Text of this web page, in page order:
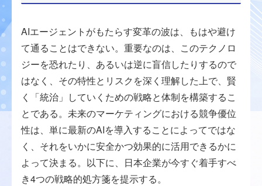
AIエージェントがもたらす変革の波は、もはや避け
て通ることはできない。重要なのは、このテクノロ
ジーを恐れたり、あるいは逆に盲信したりするので
はなく、その特性とリスクを深く理解した上で、賢
く「統治」していくための戦略と体制を構築するこ
とである。未来のマーケティングにおける競争優位
性は、単に最新のAIを導入することによってではな
く、それをいかに安全かつ効果的に活用できるかに
よって決まる。以下に、日本企業が今すぐ着手すべ
き4つの戦略的処方箋を提示する。